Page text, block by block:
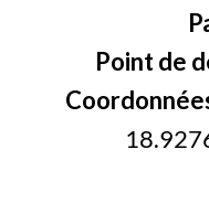
Point de